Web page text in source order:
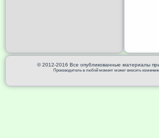
© 2012-2016 Все опубликованные материалы
Производитель в любой момент может вносить